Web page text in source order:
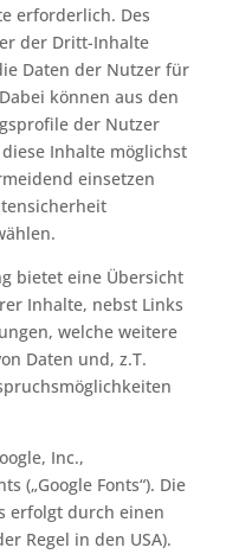
erforderlich. Des
der Dritt-Inhalte
Daten der Nutzer für
können aus den
der Nutzer
Inhalte möglichst
einsetzen
bietet eine Übersicht
Inhalte, nebst Links
welche weitere
Daten und, z.T.
Inc.,
(„Google Fonts“). Die
erfolgt durch einen
Regel in den USA).